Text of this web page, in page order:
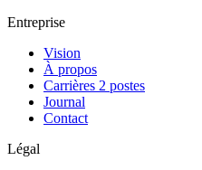
Entreprise
Vision
À propos
Carrières 2 postes
Journal
Contact
Légal